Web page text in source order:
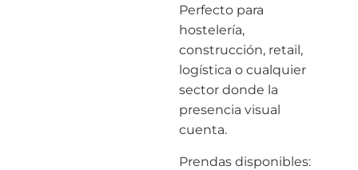
Perfecto para
hostelería,
construcción, retail,
logística o cualquier
sector donde la
presencia visual
cuenta.
Prendas disponibles: